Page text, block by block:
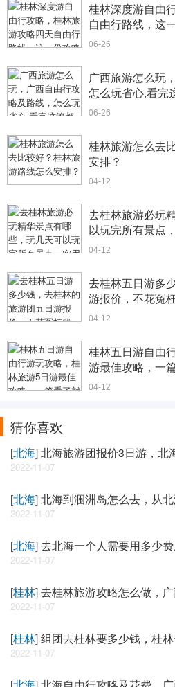
桂林深度游自由
自由行路线，这
06-26
广西旅游怎么玩
怎么玩省心,看完
06-26
桂林旅游怎么去
安排？
04-12
去桂林旅游必玩
以玩完所有景点
04-12
去桂林五日游多
游报价，不花冤
04-12
桂林五日游自由
游最佳攻略，一
04-12
猜你喜欢
[北海]北海旅游团报价3日游，北
2022-11-07
[北海]北海到涠洲岛怎么去，从
2022-11-07
[北海]去北海一个人需要用多少
2022-11-07
[桂林]去桂林旅游攻略怎么做，
2022-11-07
[桂林]组团去桂林要多少钱，桂
2022-11-07
[北海]北海自由行攻略及花费，